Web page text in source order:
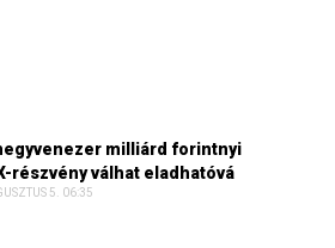
milliárd forintnyi
részvény válhat eladhatóvá
5. 06:35